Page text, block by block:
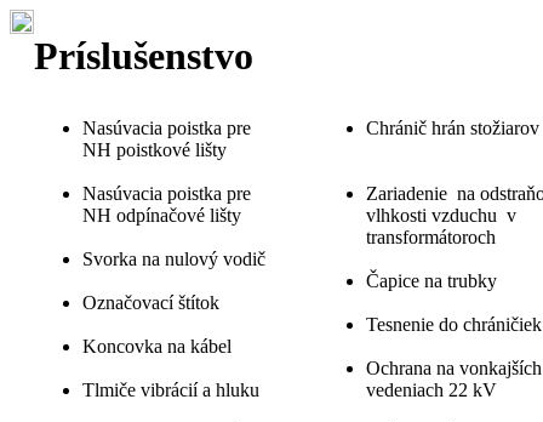
Príslušenstvo
Nasúvacia poistka pre
NH poistkové lišty
Nasúvacia poistka pre
NH odpínačové lišty
Svorka na nulový vodič
Označovací štítok
Koncovka na kábel
Tlmiče vibrácií a hluku
Chránič hrán stožiarov
Zariadenie na
vlhkosti vzduchu v
transformátoroch
Čapice na trubky
Tesnenie do chráničiek
Ochrana na vonkajších
vedeniach 22 kV